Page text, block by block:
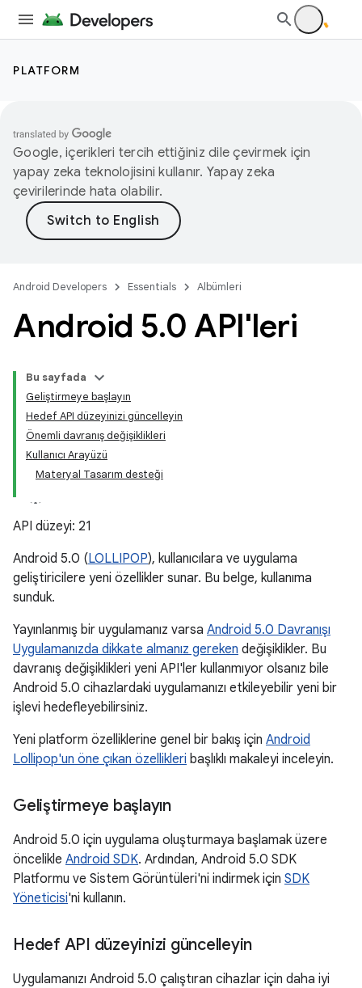
PLATFORM
Google, içerikleri tercih ettiğiniz dile çevirmek için
yapay zeka teknolojisini kullanır. Yapay zeka
çevirilerinde hata olabilir.
Android Developers Essentials Albümleri
Android 5.0 API'leri
Bu sayfada
Geliştirmeye başlayın
Hedef API düzeyinizi güncelleyin
Önemli davranış değişiklikleri
Kullanıcı Arayüzü
Materyal Tasarım desteği
API düzeyi: 21
Android 5.0 (LOLLIPOP), kullanıcılara ve uygulama
geliştiricilere yeni özellikler sunar. Bu belge, kullanıma
sunduk.
Yayınlanmış bir uygulamanız varsa Android 5.0 Davranışı
Uygulamanızda dikkate almanız gereken değişiklikler. Bu
davranış değişiklikleri yeni API'ler kullanmıyor olsanız bile
Android 5.0 cihazlardaki uygulamanızı etkileyebilir yeni bir
işlevi hedefleyebilirsiniz.
Yeni platform özelliklerine genel bir bakış için Android
Lollipop'un öne çıkan özellikleri başlıklı makaleyi inceleyin.
Geliştirmeye başlayın
Android 5.0 için uygulama oluşturmaya başlamak üzere
öncelikle Android SDK. Ardından, Android 5.0 SDK
Platformu ve Sistem Görüntüleri'ni indirmek için SDK
Yöneticisi'ni kullanın.
Hedef API düzeyinizi güncelleyin
Uygulamanızı Android 5.0 çalıştıran cihazlar için daha iyi